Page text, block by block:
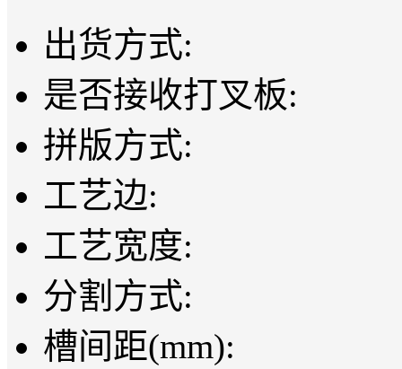
出货方式:
是否接收打叉板:
拼版方式:
工艺边:
工艺宽度:
分割方式:
槽间距(mm):